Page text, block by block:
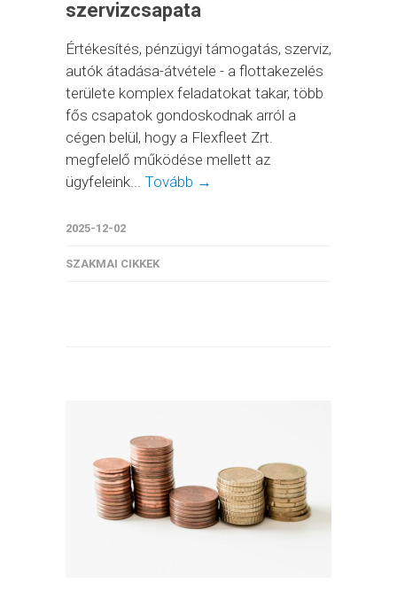
szervizcsapata
Értékesítés, pénzügyi támogatás, szerviz,
autók átadása-átvétele - a flottakezelés
területe komplex feladatokat takar, több
fős csapatok gondoskodnak arról a
cégen belül, hogy a Flexfleet Zrt.
megfelelő működése mellett az
ügyfeleink... Tovább →
2025-12-02
SZAKMAI CIKKEK